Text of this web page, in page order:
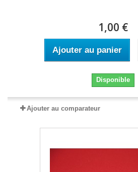
1,00 €
Ajouter au panier
Disponible
Ajouter au comparateur